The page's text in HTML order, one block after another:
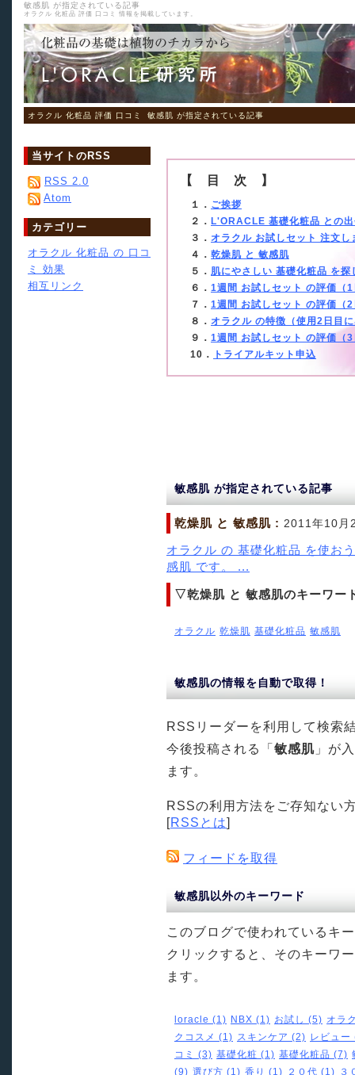
敏感肌 が指定されている記事
オラクル 化粧品 評価 口コミ 情報を掲載しています。
オラクル 化粧品 評価 口コミ 敏感肌 が指定されている記事
敏感肌 が指定されている記事
乾燥肌 と 敏感肌 : 2011年10月
オラクル の 基礎化粧品 を使お
感肌 です。 ...
▽乾燥肌 と 敏感肌のキーワー
オラクル 乾燥肌 基礎化粧品 敏感肌
敏感肌の情報を自動で取得！
RSSリーダーを利用して検索
今後投稿される「敏感肌 」が
ます。
RSSの利用方法をご存知ない
[RSSとは]
フィードを取得
敏感肌以外のキーワード
このブログで使われているキ
クリックすると、そのキーワ
ます。
loracle (1) NBX (1) お試し (5) オラ
クコスメ (1) スキンケア (2) レビュー
コミ (3) 基礎化粧 (1) 基礎化粧品 (7)
(9) 選び方 (1) 香り (1) ２０代 (1) ３
当サイトのRSS
RSS 2.0
Atom
カテゴリー
オラクル 化粧品 の 口コ
ミ 効果
相互リンク
【 目 次 】
１． ご挨拶
２． L'ORACLE 基礎化粧品 との
３． オラクル お試しセット 注文し
４． 乾燥肌 と 敏感肌
５． 肌にやさしい 基礎化粧品 を探
６． 1週間 お試しセット の評価（
７． 1週間 お試しセット の評価（
８． オラクル の特徴（使用2日目
９． 1週間 お試しセット の評価（
10．
トライアルキット申込